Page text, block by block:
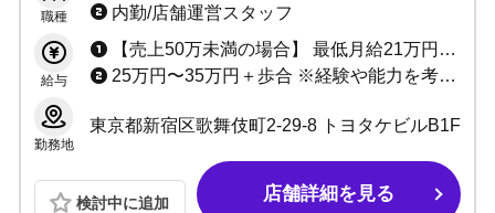
職種
内勤/店舗運営スタッフ
給与
【売上50万未満の場合】 最低月給21万円+売上50%バック+指名ポイントバック＋各種賞金 【売上50万以上の場合】 売上最低50%〜最大94.7%バック+指名ポイントバック+ボーナス＋各種賞金 ※最大10,000円まで日払い可能
25万円〜35万円＋歩合 ※経験や能力を考慮して決定致します
勤務地
東京都新宿区歌舞伎町2-29-8 トヨタケビルB1F
検討中に追加 店舗詳細を見る